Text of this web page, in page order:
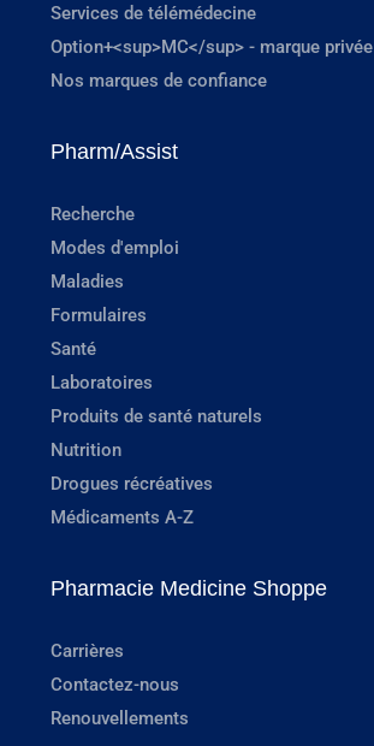
Services de télémédecine
Option+<sup>MC</sup> - marque privée
Nos marques de confiance
Pharm/Assist
Recherche
Modes d'emploi
Maladies
Formulaires
Santé
Laboratoires
Produits de santé naturels
Nutrition
Drogues récréatives
Médicaments A-Z
Pharmacie Medicine Shoppe
Carrières
Contactez-nous
Renouvellements